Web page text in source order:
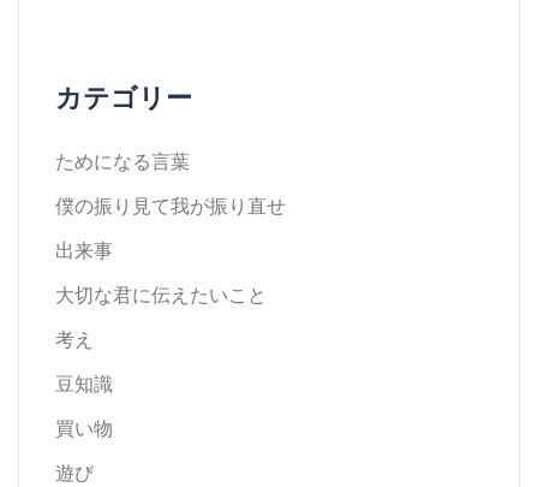
カテゴリー
ためになる言葉
僕の振り見て我が振り直せ
出来事
大切な君に伝えたいこと
考え
豆知識
買い物
遊び